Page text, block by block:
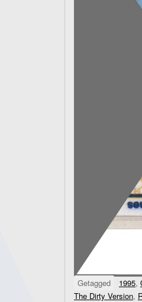
Getagged 1995,
The Dirty Version,